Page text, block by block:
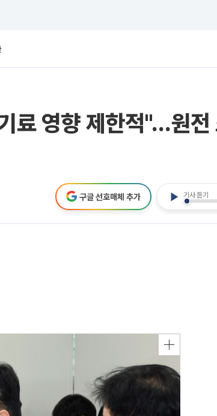
료 영향 제한적"…원전
기사 듣기
구글 선호매체 추가